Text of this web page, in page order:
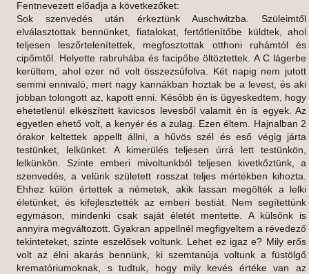
Fentnevezett előadja a következőket:
Sok szenvedés után érkeztünk Auschwitzba. Szüleimtől
elválasztottak bennünket, fiatalokat, fertőtlenítőbe küldtek, ahol
teljesen leszőrtelenítettek, megfosztottak otthoni ruhámtól és
cipőmtől. Helyette rabruhába és facipőbe öltöztettek. A C lágerbe
kerültem, ahol ezer nő volt összezsúfolva. Két napig nem jutott
semmi ennivaló, mert nagy kannákban hoztak be a levest, és aki
jobban tolongott az, kapott enni. Később én is ügyeskedtem, hogy
ehetetlenül elkészített kavicsos levesből valamit én is egyek. Az
egyetlen ehető volt, a kenyér és a zulag. Ezen éltem. Hajnalban 2
órakor keltettek appellt állni, a hűvös szél és eső végig járta
testünket, lelkünket. A kimerülés teljesen úrrá lett testünkön,
lelkünkön. Szinte emberi mivoltunkból teljesen kivetkőztünk, a
szenvedés, a velünk született rosszat teljes mértékben kihozta.
Ehhez külön értettek a németek, akik lassan megölték a lelki
életünket, és kifejlesztették az emberi bestiát. Nem segítettünk
egymáson, mindenki csak saját életét mentette. A külsőnk is
annyira megváltozott. Gyakran appellnél megfigyeltem a révedező
tekinteteket, szinte eszelősek voltunk. Lehet ez igaz e? Mily erős
volt az élni akarás bennünk, ki szemtanúja voltunk a füstölgő
krematóriumoknak, s tudtuk, hogy mily kevés értéke van az